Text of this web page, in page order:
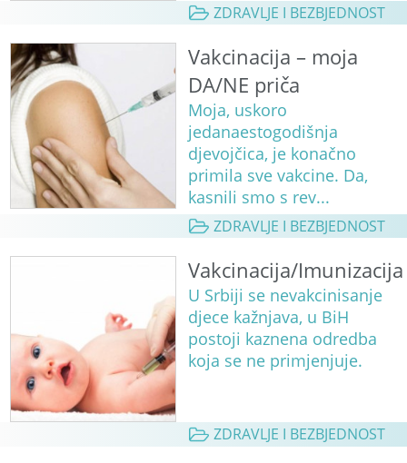
ZDRAVLJE I BEZBJEDNOST
Vakcinacija – moja
DA/NE priča
Moja, uskoro
jedanaestogodišnja
djevojčica, je konačno
primila sve vakcine. Da,
kasnili smo s rev...
ZDRAVLJE I BEZBJEDNOST
Vakcinacija/Imunizacija
U Srbiji se nevakcinisanje
djece kažnjava, u BiH
postoji kaznena odredba
koja se ne primjenjuje.
ZDRAVLJE I BEZBJEDNOST